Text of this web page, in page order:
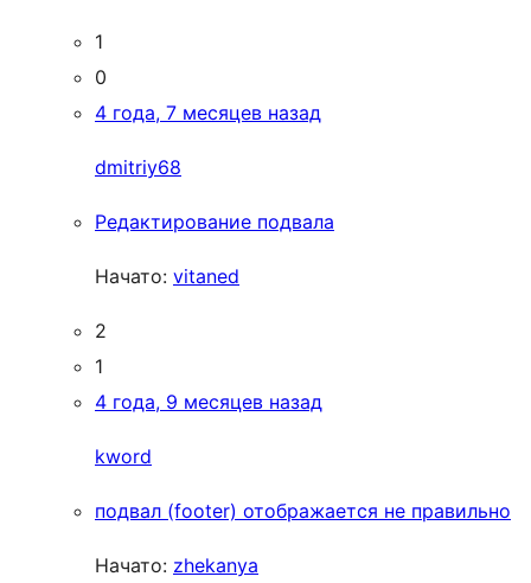
1
0
4 года, 7 месяцев назад
dmitriy68
Редактирование подвала
Начато: vitaned
2
1
4 года, 9 месяцев назад
kword
подвал (footer) отображается не правильно
Начато: zhekanya